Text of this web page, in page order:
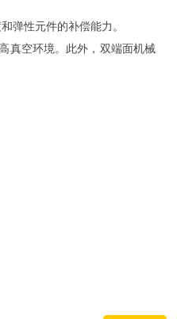
弹性元件的补偿能力。
真空环境。此外，双端面机械